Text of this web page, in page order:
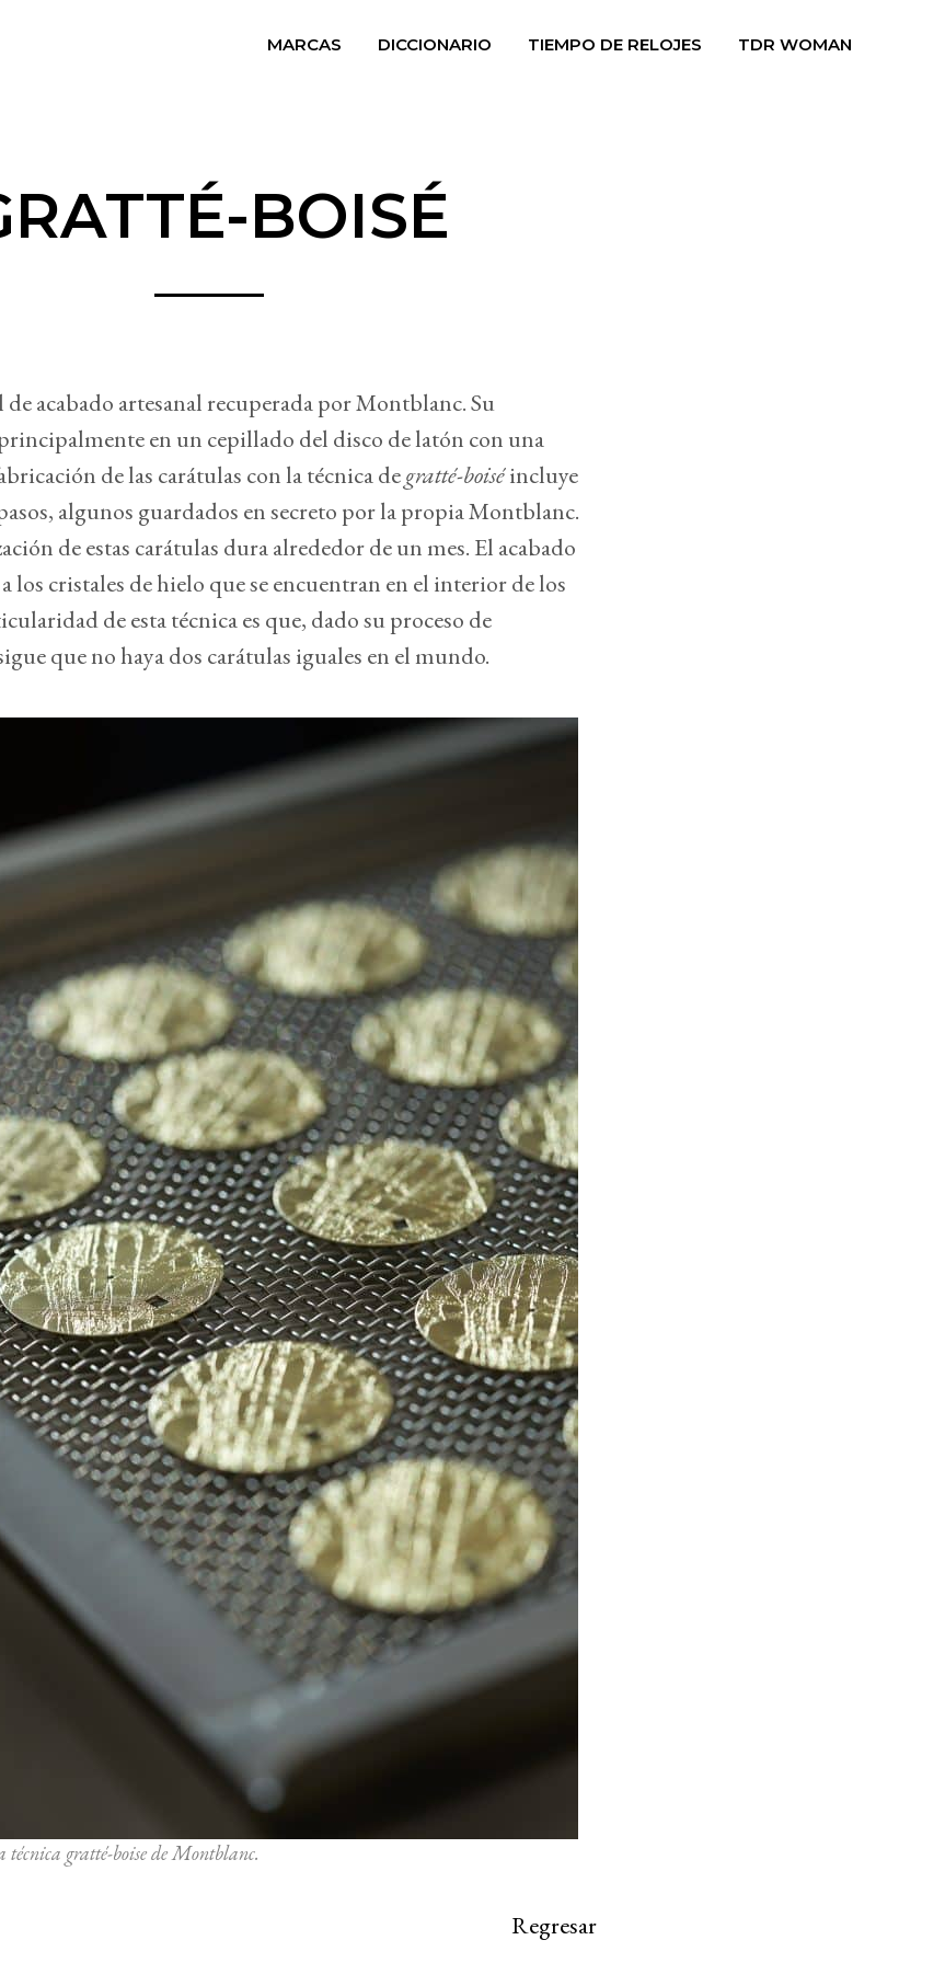
MARCAS DICCIONARIO TIEMPO DE RELOJES TDR WOMAN
BOISÉ
acabado artesanal recuperada por Montblanc. Su
en un cepillado del disco de latón con una
de las carátulas con la técnica degratté-boiséincluye
algunos guardados en secreto por la propia Montblanc.
de estas carátulas dura alrededor de un mes. El acabado
los cristales de hielo que se encuentran en el interior de los
de esta técnica es que, dado su proceso de
que no haya dos carátulas iguales en el mundo.
técnica gratté-boise de Montblanc.
Regresar